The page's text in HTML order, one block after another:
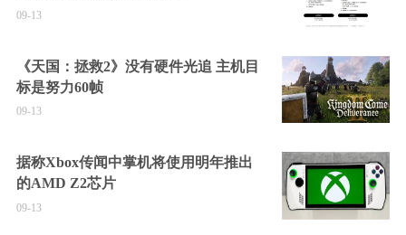
09-13
《天国：拯救2》没有硬件光追 主机目
标是努力60帧
09-13
据称Xbox传闻中掌机将使用明年推出
的AMD Z2芯片
09-13